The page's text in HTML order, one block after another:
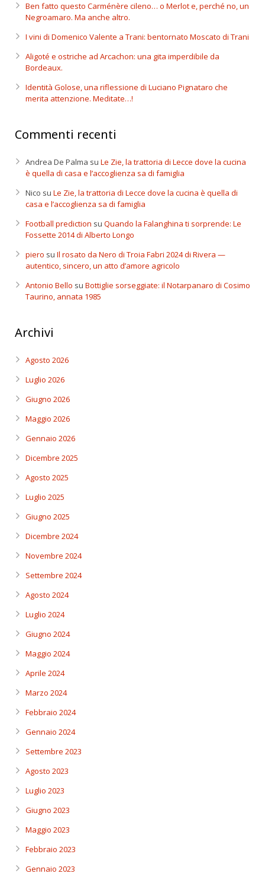
Ben fatto questo Carménère cileno… o Merlot e, perché no, un
Negroamaro. Ma anche altro.
I vini di Domenico Valente a Trani: bentornato Moscato di Trani
Aligoté e ostriche ad Arcachon: una gita imperdibile da
Bordeaux.
Identità Golose, una riflessione di Luciano Pignataro che
merita attenzione. Meditate…!
Commenti recenti
Andrea De Palma su Le Zie, la trattoria di Lecce dove la cucina
è quella di casa e l’accoglienza sa di famiglia
Nico su Le Zie, la trattoria di Lecce dove la cucina è quella di
casa e l’accoglienza sa di famiglia
Football prediction su Quando la Falanghina ti sorprende: Le
Fossette 2014 di Alberto Longo
piero su Il rosato da Nero di Troia Fabri 2024 di Rivera —
autentico, sincero, un atto d’amore agricolo
Antonio Bello su Bottiglie sorseggiate: il Notarpanaro di Cosimo
Taurino, annata 1985
Archivi
Agosto 2026
Luglio 2026
Giugno 2026
Maggio 2026
Gennaio 2026
Dicembre 2025
Agosto 2025
Luglio 2025
Giugno 2025
Dicembre 2024
Novembre 2024
Settembre 2024
Agosto 2024
Luglio 2024
Giugno 2024
Maggio 2024
Aprile 2024
Marzo 2024
Febbraio 2024
Gennaio 2024
Settembre 2023
Agosto 2023
Luglio 2023
Giugno 2023
Maggio 2023
Febbraio 2023
Gennaio 2023